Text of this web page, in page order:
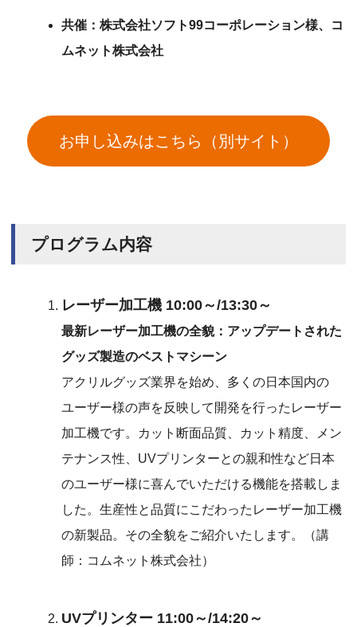
共催：株式会社ソフト99コーポレーション様、コ
ムネット株式会社
お申し込みはこちら（別サイト）
プログラム内容
レーザー加工機 10:00～/13:30～
最新レーザー加工機の全貌：アップデートされた
グッズ製造のベストマシーン
アクリルグッズ業界を始め、多くの日本国内の
ユーザー様の声を反映して開発を行ったレーザー
加工機です。カット断面品質、カット精度、メン
テナンス性、UVプリンターとの親和性など日本
のユーザー様に喜んでいただける機能を搭載しま
した。生産性と品質にこだわったレーザー加工機
の新製品。その全貌をご紹介いたします。（講
師：コムネット株式会社）
UVプリンター 11:00～/14:20～